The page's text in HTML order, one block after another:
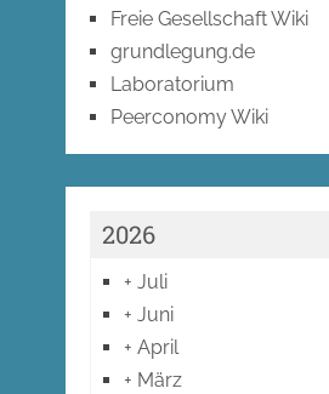
Freie Gesellschaft Wiki
grundlegung.de
Laboratorium
Peerconomy Wiki
2026
+ Juli
+ Juni
+ April
+ März